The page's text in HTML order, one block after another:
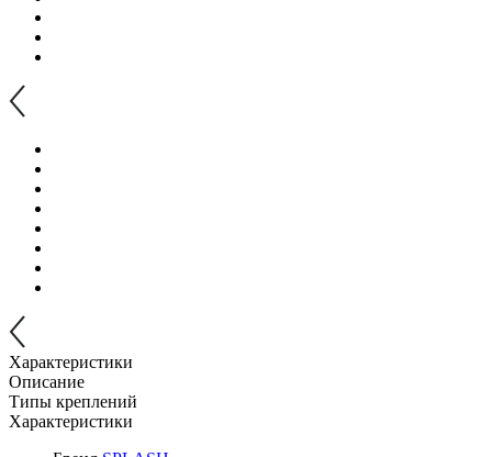
Характеристики
Описание
Типы креплений
Характеристики